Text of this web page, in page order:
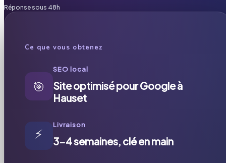
Réponse sous 48h
Ce que vous obtenez
🎯
SEO local
Site optimisé pour Google à
Hauset
⚡
Livraison
3-4 semaines, clé en main